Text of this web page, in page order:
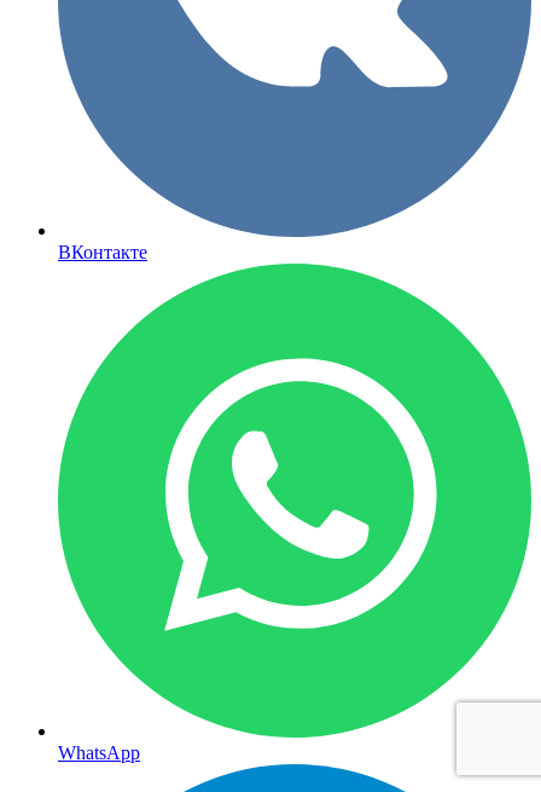
ВКонтакте
WhatsApp